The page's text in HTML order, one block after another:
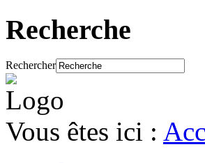
Recherche
Rechercher
Vous êtes ici :